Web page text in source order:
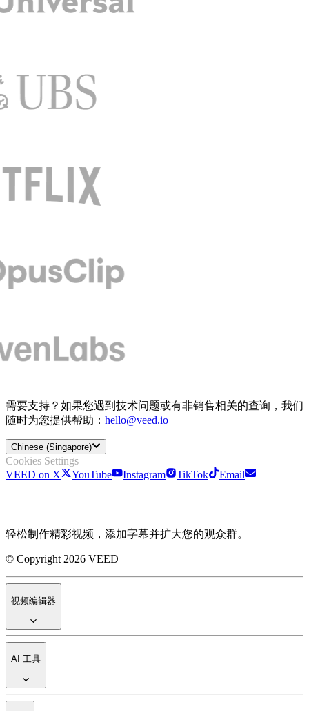
需要支持？如果您遇到技术问题或有非销售相关的查询，我们
随时为您提供帮助： hello@veed.io
Chinese (Singapore)
Cookies Settings
VEED on X
YouTube Instagram TikTok Email
轻松制作精彩视频，添加字幕并扩大您的观众群。
© Copyright 2026 VEED
视频编辑器
AI 工具